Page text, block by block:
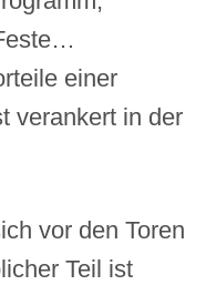
einer
verankert in der
vor den Toren
Teil ist